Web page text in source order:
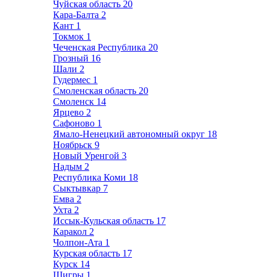
Чуйская область 20
Кара-Балта 2
Кант 1
Токмок 1
Чеченская Республика 20
Грозный 16
Шали 2
Гудермес 1
Смоленская область 20
Смоленск 14
Ярцево 2
Сафоново 1
Ямало-Ненецкий автономный округ 18
Ноябрьск 9
Новый Уренгой 3
Надым 2
Республика Коми 18
Сыктывкар 7
Емва 2
Ухта 2
Иссык-Кульская область 17
Каракол 2
Чолпон-Ата 1
Курская область 17
Курск 14
Щигры 1